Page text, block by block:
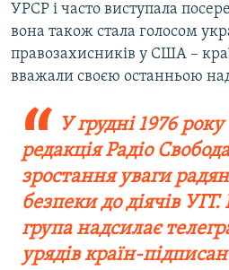
УРСР і часто виступала
вона також стала голосом
правозахисників у США –
вважали своєю останньою
У грудні 1976
редакція Радіо
зростання уваги
безпеки до діячів
група надсилає
урядів країн-